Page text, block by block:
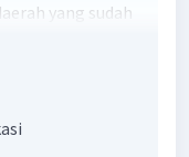
yang sudah
diwariskan
bersifat